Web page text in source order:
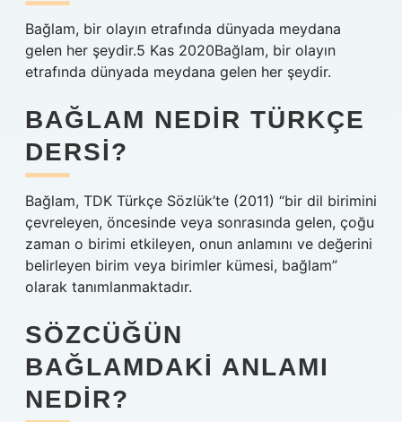
Bağlam, bir olayın etrafında dünyada meydana
gelen her şeydir.5 Kas 2020Bağlam, bir olayın
etrafında dünyada meydana gelen her şeydir.
BAĞLAM NEDIR TÜRKÇE
DERSI?
Bağlam, TDK Türkçe Sözlük’te (2011) “bir dil birimini
çevreleyen, öncesinde veya sonrasında gelen, çoğu
zaman o birimi etkileyen, onun anlamını ve değerini
belirleyen birim veya birimler kümesi, bağlam”
olarak tanımlanmaktadır.
SÖZCÜĞÜN
BAĞLAMDAKI ANLAMI
NEDIR?